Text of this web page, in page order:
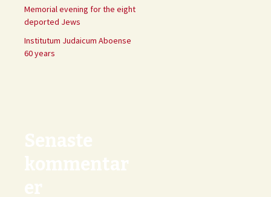
Memorial evening for the eight
deported Jews
Institutum Judaicum Aboense
60 years
Senaste
kommentar
er